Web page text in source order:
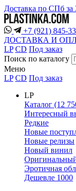
Доставка по СПб за
+7 (921) 845-
ДОСТАВКА И
LP CD Под заказ
Поиск по каталогу
Меню
LP CD Под заказ
LP
Каталог (12
Интересный
Редкие
Новые
Новые релизы
Новый винил
Эротичная
Дешевле 1000